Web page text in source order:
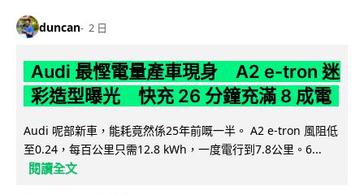
duncan 2 日
Audi 最慳電量產車現身 A2 e-tron 迷
彩造型曝光 快充 26 分鐘充滿 8 成電
Audi 呢部新車，能耗竟然係25年前嘅一半。 A2 e-tron 風阻低
至0.24，每百公里只需12.8 kWh，一度電行到7.8公里。6...
閱讀全文